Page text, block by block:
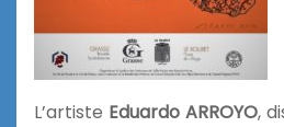
L’artiste Eduardo ARROYO,